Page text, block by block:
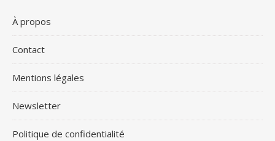
À propos
Contact
Mentions légales
Newsletter
Politique de confidentialité